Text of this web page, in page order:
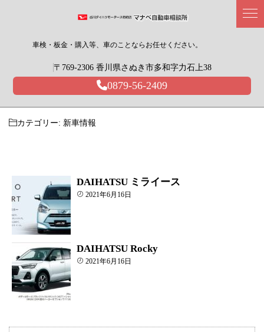
車検・板金・購入等、車のことならお任せください。
〒769-2306 香川県さぬき市多和字力石上38
0879-56-2409
カテゴリー: 新車情報
DAIHATSU ミライース
2021年6月16日
DAIHATSU Rocky
2021年6月16日